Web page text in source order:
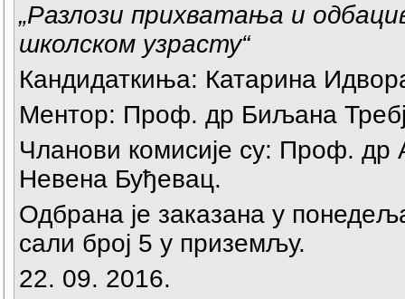
„Разлози прихватања и
школском узрасту“
Кандидаткиња: Катарина
Ментор: Проф. др Биљана
Чланови комисије су: Проф.
Невена Буђевац.
Одбрана је заказана у
сали број 5 у приземљу.
22. 09. 2016.